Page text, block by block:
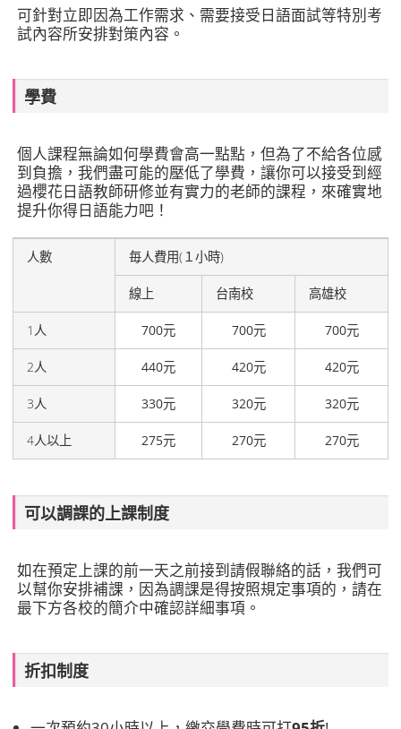
可針對立即因為工作需求、需要接受日語面試等特別考
試內容所安排對策內容。
學費
個人課程無論如何學費會高一點點，但為了不給各位感
到負擔，我們盡可能的壓低了學費，讓你可以接受到經
過櫻花日語教師研修並有實力的老師的課程，來確實地
提升你得日語能力吧！
人數 毎人費用(１小時)
線上 台南校 高雄校
1人 700元 700元 700元
2人 440元 420元 420元
3人 330元 320元 320元
4人以上 275元 270元 270元
可以調課的上課制度
如在預定上課的前一天之前接到請假聯絡的話，我們可
以幫你安排補課，因為調課是得按照規定事項的，請在
最下方各校的簡介中確認詳細事項。
折扣制度